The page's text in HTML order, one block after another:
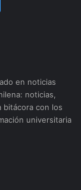
en noticias
noticias,
bitácora con los
universitaria